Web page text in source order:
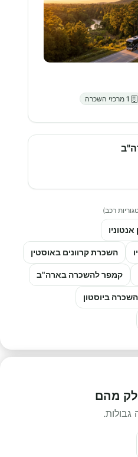
רכב)
השכרת קרוונים באוסטין
קמפר להשכרה בארה"ב
ביוסטון
מהם
גבולות.